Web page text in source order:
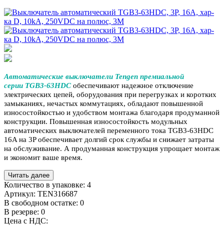
Автоматические выключатели Tengen премиальной
серии TGB3-63HDC обеспечивают надежное отключение
электрических цепей, оборудования при перегрузках и коротких
замыканиях, нечастых коммутациях, обладают повышенной
износостойкостью и удобством монтажа благодаря продуманной
конструкции. Повышенная износостойкость модульных
автоматических выключателей переменного тока TGB3-63HDC
16A на 3P обеспечивает долгий срок службы и снижает затраты
на обслуживание. А продуманная конструкция упрощает монтаж
и экономит ваше время.
Читать далее
Количество в упаковке: 4
Артикул: TEN316687
В свободном остатке: 0
В резерве: 0
Цена с НДС: